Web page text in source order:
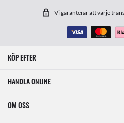
Vi garanterar att varje
KÖP EFTER
HANDLA ONLINE
OM OSS